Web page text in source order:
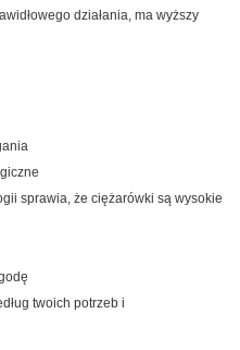
działania, ma wyższy
sprawia, że ​​ciężarówki są wysokie
twoich potrzeb i